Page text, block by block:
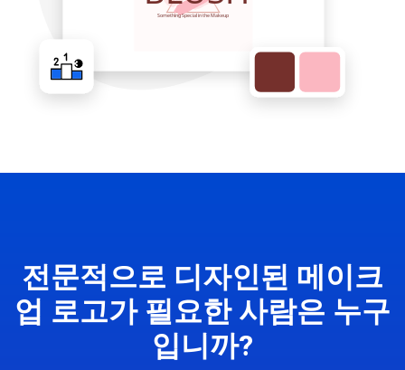
전문적으로 디자인된 메이크
업 로고가 필요한 사람은 누구
입니까?